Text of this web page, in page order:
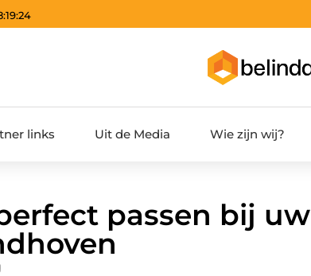
links Uit de Media Wie zijn wij?
passen bij uw